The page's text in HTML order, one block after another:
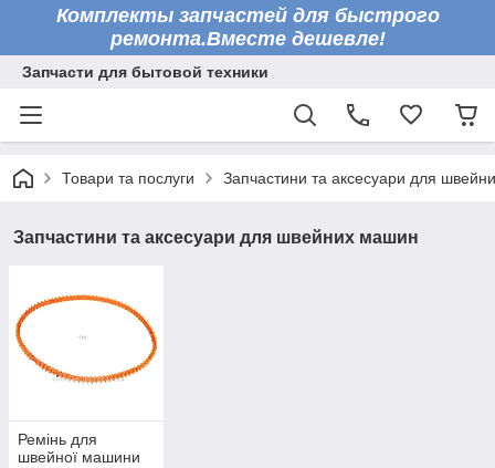
Комплекты запчастей для быстрого
ремонта.Вместе дешевле!
Запчасти для бытовой техники
Товари та послуги Запчастини та аксесуари для
Запчастини та аксесуари для швейних машин
Ремінь для
швейної машини